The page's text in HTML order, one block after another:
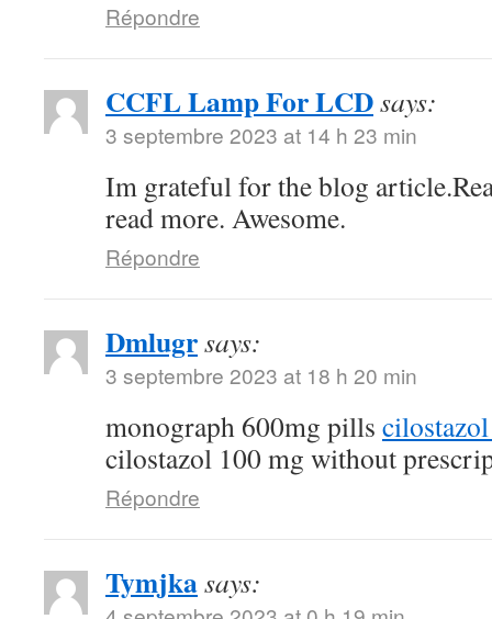
Répondre
CCFL Lamp For LCDsays:
3 septembre 2023 at 14 h 23 min
Im grateful for the blog
read more. Awesome.
Répondre
Dmlugrsays:
3 septembre 2023 at 18 h 20 min
monograph 600mg pills
cilostazol 100 mg without
Répondre
Tymjkasays: